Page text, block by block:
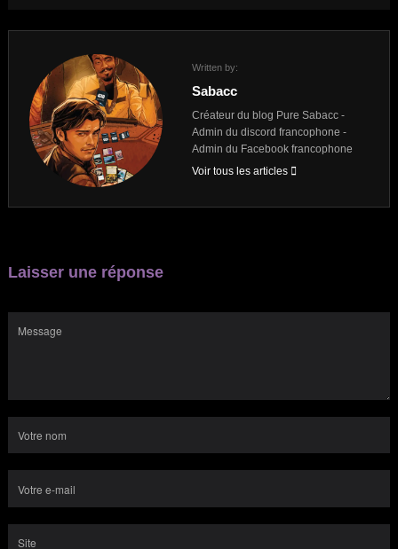
Written by:
Sabacc
Créateur du blog Pure Sabacc -
Admin du discord francophone -
Admin du Facebook francophone
Voir tous les articles
Laisser une réponse